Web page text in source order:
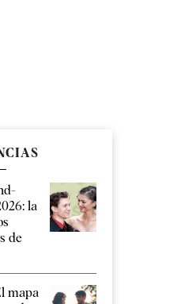
la
de
mapa